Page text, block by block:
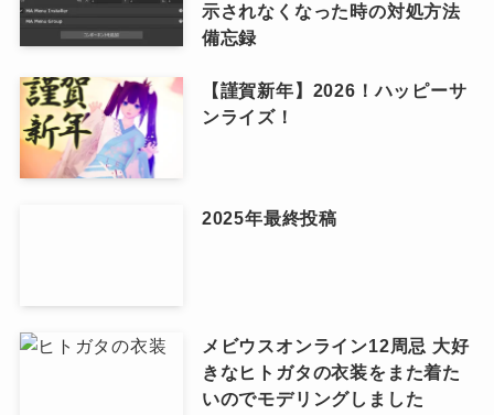
示されなくなった時の対処方法
備忘録
【謹賀新年】2026！ハッピーサ
ンライズ！
2025年最終投稿
メビウスオンライン12周忌 大好
きなヒトガタの衣装をまた着た
いのでモデリングしました